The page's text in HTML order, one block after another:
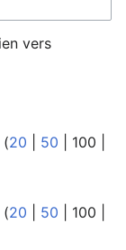
vers
(20 50 100
(20 50 100